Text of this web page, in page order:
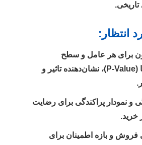
انتظار:
برای هر عامل و سطح
معنی‌داری آن‌ها (p-Value)، نشان‌دهنده تاثیر و
نمودار پراکندگی برای رضایت
خرید.
فروش و بازه اطمینان برای